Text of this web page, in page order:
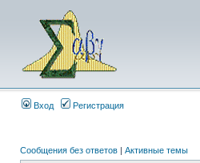
Вход Регистрация
Сообщения без ответов | Активные темы